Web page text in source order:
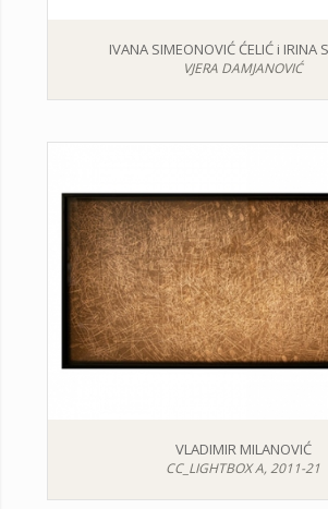
IVANA SIMEONOVIĆ ĆELIĆ i IRINA
VJERA DAMJANOVIĆ
VLADIMIR MILANOVIĆ
CC_LIGHTBOX A, 2011-21